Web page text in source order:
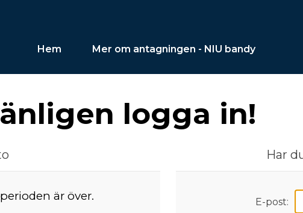
Hem Mer om antagningen - NIU bandy
logga in!
är över.
Har
E-post: